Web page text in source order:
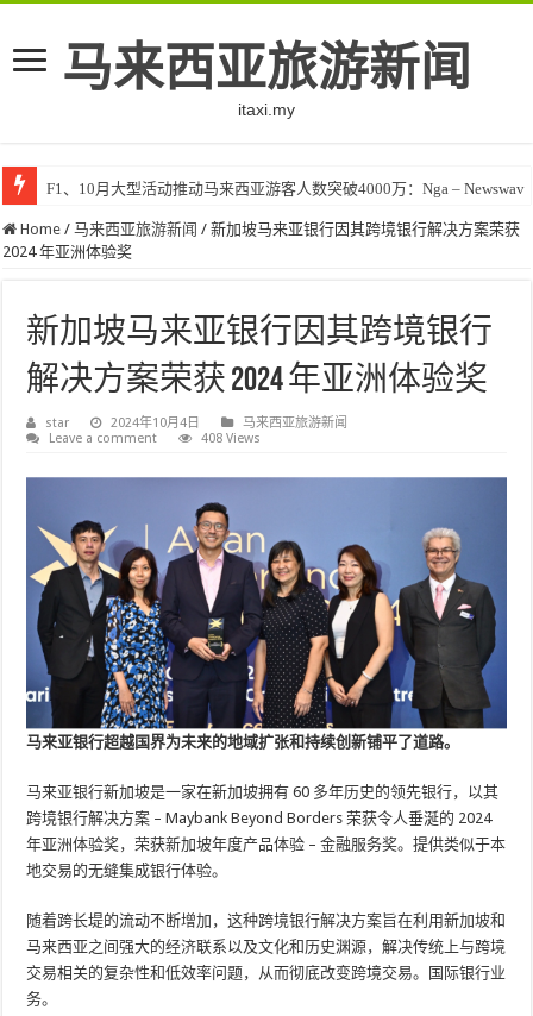
马来西亚旅游新闻
itaxi.my
F1、10月大型活动推动马来西亚游客人数突破4000万：Nga – Newswav
Klook客路将印度和中东创作者聚集在马来西亚 – TravelBiz Monitor
Home / 马来西亚旅游新闻 / 新加坡马来亚银行因其跨境银行解决方案荣获
2024 年亚洲体验奖
新加坡马来亚银行因其跨境银行
解决方案荣获 2024 年亚洲体验奖
star 2024年10月4日
马来西亚旅游新闻
Leave a comment
408 Views
马来亚银行超越国界为未来的地域扩张和持续创新铺平了道路。
马来亚银行新加坡是一家在新加坡拥有 60 多年历史的领先银行，以其
跨境银行解决方案 – Maybank Beyond Borders 荣获令人垂涎的 2024
年亚洲体验奖，荣获新加坡年度产​​品体验 – 金融服务奖。提供类似于本
地交易的无缝集成银行体验。
随着跨长堤的流动不断增加，这种跨境银行解决方案旨在利用新加坡和
马来西亚之间强大的经济联系以及文化和历史渊源，解决传统上与跨境
交易相关的复杂性和低效率问题，从而彻底改变跨境交易。国际银行业
务。